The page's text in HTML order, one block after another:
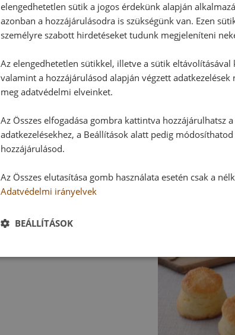
Tipp:
A
pogácsákat.
A felvert
A Túrós-
elengedhetetlen sütik a jogos érdekünk alapján
azonban a hozzájárulásodra is szükségünk van. Ezen
személyre szabott hirdetéseket tudunk megjeleníteni
Az elengedhetetlen sütikkel, illetve a sütik
valamint a hozzájárulásod alapján végzett
meg adatvédelmi elveinket.
Az Összes elfogadása gombra kattintva hozzájárulhatsz
adatkezelésekhez, a Beállítások alatt pedig
hozzájárulásod.
Az Összes elutasítása gomb használata esetén csak a
Adatvédelmi irányelvek
BEÁLLÍTÁSOK